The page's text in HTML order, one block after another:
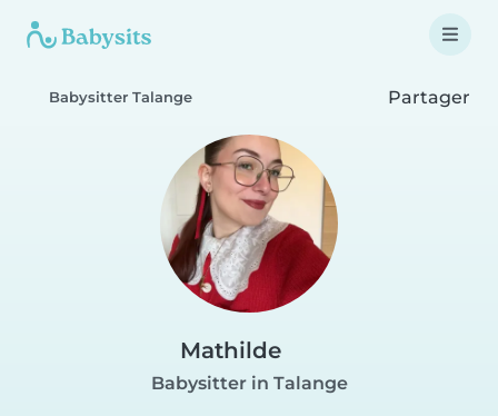
Babysitter Talange Partager
Mathilde
Babysitter in Talange